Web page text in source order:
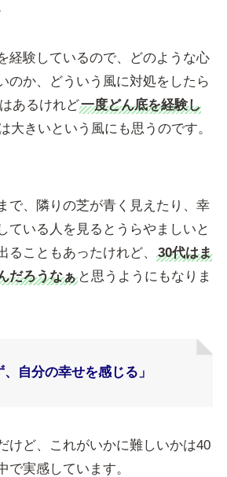
経験しているので、どのような心
のか、どういう風に対処をしたら
あるけれど一度どん底を経験し
大きいという風にも思うのです。
で、隣りの芝が青く見えたり、幸
ている人を見るとうらやましいと
ることもあったけれど、
30代はま
だろうなぁと思うようにもなりま
、自分の幸せを感じる」
けど、これがいかに難しいかは40
で実感しています。